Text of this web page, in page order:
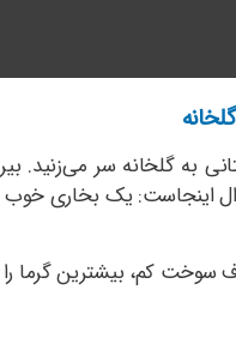
به گلخانه سر می‌زنید.
اینجاست: یک بخاری خوب
سوخت کم، بیشترین گرما